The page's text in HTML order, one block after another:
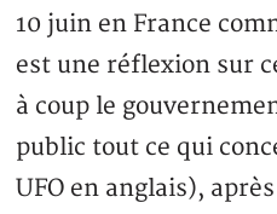
10 juin en France
est une réflexion sur
à coup le
public tout ce qui
UFO en anglais),